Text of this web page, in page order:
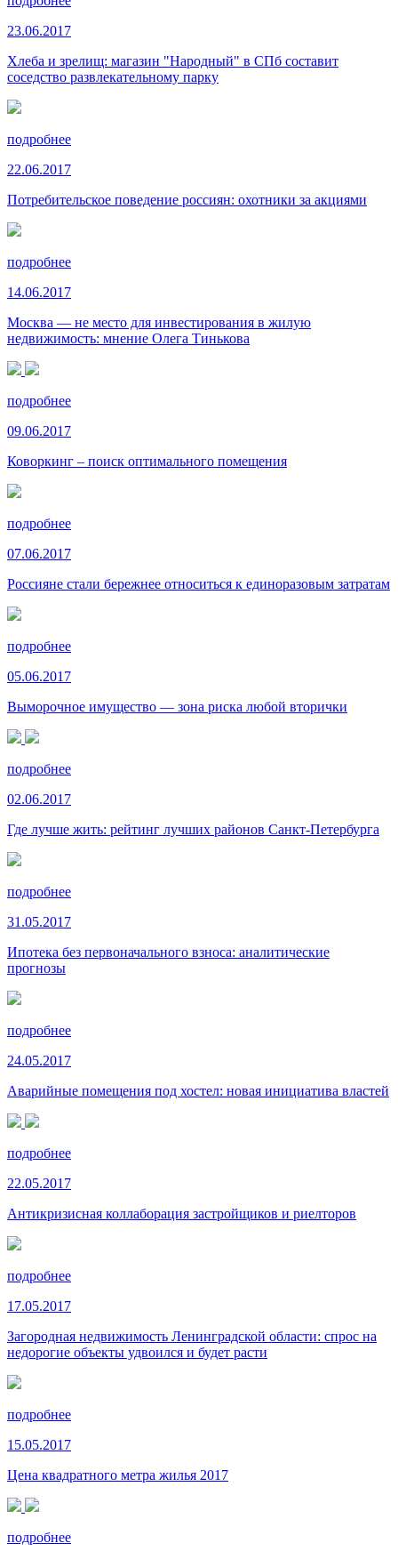
23.06.2017
Хлеба и зрелищ: магазин "Народный" в СПб составит
соседство развлекательному парку
подробнее
22.06.2017
Потребительское поведение россиян: охотники за акциями
подробнее
14.06.2017
Москва — не место для инвестирования в жилую
недвижимость: мнение Олега Тинькова
подробнее
09.06.2017
Коворкинг – поиск оптимального помещения
подробнее
07.06.2017
Россияне стали бережнее относиться к единоразовым затратам
подробнее
05.06.2017
Выморочное имущество — зона риска любой вторички
подробнее
02.06.2017
Где лучше жить: рейтинг лучших районов Санкт-Петербурга
подробнее
31.05.2017
Ипотека без первоначального взноса: аналитические
прогнозы
подробнее
24.05.2017
Аварийные помещения под хостел: новая инициатива властей
подробнее
22.05.2017
Антикризисная коллаборация застройщиков и риелторов
подробнее
17.05.2017
Загородная недвижимость Ленинградской области: спрос на
недорогие объекты удвоился и будет расти
подробнее
15.05.2017
Цена квадратного метра жилья 2017
подробнее